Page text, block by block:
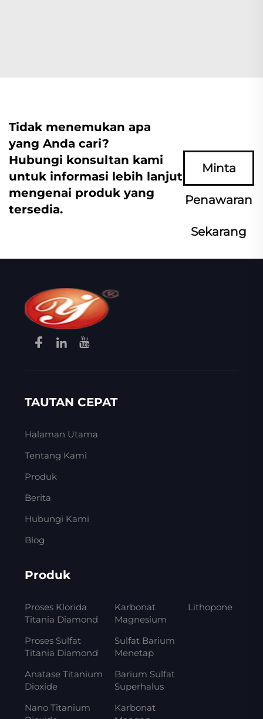
Tidak menemukan apa
yang Anda cari?
Hubungi konsultan kami
untuk informasi lebih lanjut
mengenai produk yang
tersedia.
Minta
Penawaran
Sekarang
TAUTAN CEPAT
Halaman Utama
Tentang Kami
Produk
Berita
Hubungi Kami
Blog
Produk
Proses Klorida
Titania Diamond
Proses Sulfat
Titania Diamond
Anatase Titanium
Dioxide
Nano Titanium
Karbonat
Magnesium
Sulfat Barium
Menetap
Barium Sulfat
Superhalus
Karbonat
Lithopone